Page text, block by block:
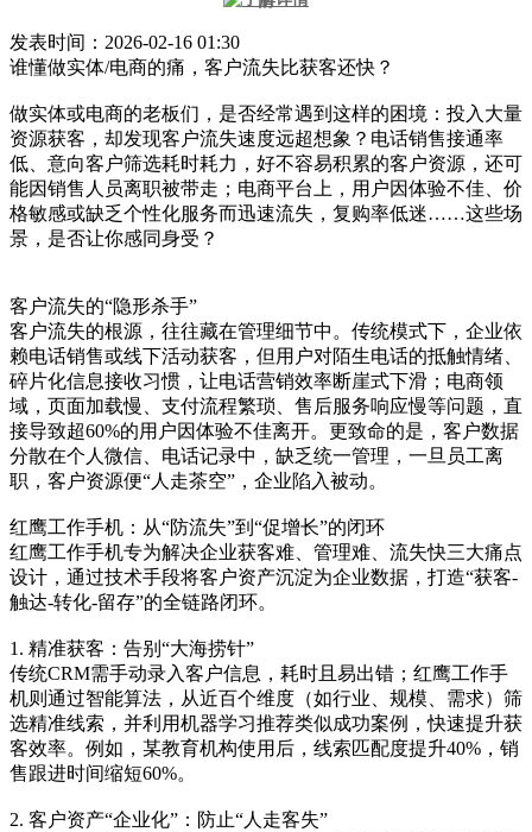
发表时间：2026-02-16 01:30
谁懂做实体/电商的痛，客户流失比获客还快？
做实体或电商的老板们，是否经常遇到这样的困境：投入大量
资源获客，却发现客户流失速度远超想象？电话销售接通率
低、意向客户筛选耗时耗力，好不容易积累的客户资源，还可
能因销售人员离职被带走；电商平台上，用户因体验不佳、价
格敏感或缺乏个性化服务而迅速流失，复购率低迷……这些场
景，是否让你感同身受？
客户流失的“隐形杀手”
客户流失的根源，往往藏在管理细节中。传统模式下，企业依
赖电话销售或线下活动获客，但用户对陌生电话的抵触情绪、
碎片化信息接收习惯，让电话营销效率断崖式下滑；电商领
域，页面加载慢、支付流程繁琐、售后服务响应慢等问题，直
接导致超60%的用户因体验不佳离开。更致命的是，客户数据
分散在个人微信、电话记录中，缺乏统一管理，一旦员工离
职，客户资源便“人走茶空”，企业陷入被动。
红鹰工作手机：从“防流失”到“促增长”的闭环
红鹰工作手机专为解决企业获客难、管理难、流失快三大痛点
设计，通过技术手段将客户资产沉淀为企业数据，打造“获客-
触达-转化-留存”的全链路闭环。
1. 精准获客：告别“大海捞针”
传统CRM需手动录入客户信息，耗时且易出错；红鹰工作手
机则通过智能算法，从近百个维度（如行业、规模、需求）筛
选精准线索，并利用机器学习推荐类似成功案例，快速提升获
客效率。例如，某教育机构使用后，线索匹配度提升40%，销
售跟进时间缩短60%。
2. 客户资产“企业化”：防止“人走客失”